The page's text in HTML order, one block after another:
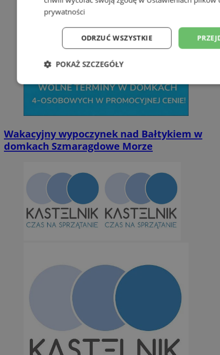
Wakacyjny wypoczynek nad Bałtykiem w
domkach Szmaragdowe Morze
prywatności
ODRZUĆ WSZYSTKIE
POKAŻ SZCZEGÓŁY
Niezbędne Wydajność
Niezbędne Wydajność Targetowanie
Niezbędne pliki cookie umożliwiają korzystanie z podstawowych
takich jak logowanie użytkownika i zarządzanie kontem. Bez
można prawidłowo korzystać ze strony internetowej.
SessID
orzesze.com.pl
QeSessID
MvSessID orzesze.com.pl
VISITOR_PRIVACY_METADATA
YouTube